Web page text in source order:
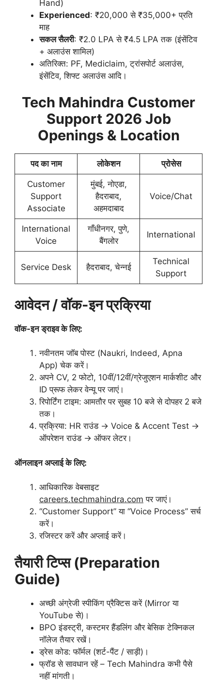
Hand)
Experienced: ₹20,000 से ₹35,000+ प्रति
माह
सकल सैलरी: ₹2.0 LPA से ₹4.5 LPA तक (इंसेंटिव
+ अलाउंस शामिल)
अतिरिक्त: PF, Mediclaim, ट्रांसपोर्ट अलाउंस,
इंसेंटिव, शिफ्ट अलाउंस आदि।
Tech Mahindra Customer
Support 2026 Job
Openings & Location
पद का नाम लोकेशन प्रोसेस
Customer
Support
Associate
मुंबई, नोएडा,
हैदराबाद,
अहमदाबाद
Voice/Chat
International
Voice
गाँधीनगर, पुणे,
बैंगलोर
International
Service Desk हैदराबाद, चेन्नई
Technical
Support
आवेदन / वॉक-इन प्रक्रिया
वॉक-इन ड्राइव के लिए:
नवीनतम जॉब पोस्ट (Naukri, Indeed, Apna
App) चेक करें।
अपने CV, 2 फोटो, 10वीं/12वीं/ग्रेजुएशन मार्कशीट और
ID प्रूफ लेकर वेन्यू पर जाएं।
रिपोर्टिंग टाइम: आमतौर पर सुबह 10 बजे से दोपहर 2 बजे
तक।
प्रक्रिया: HR राउंड → Voice & Accent Test →
ऑपरेशन राउंड → ऑफर लेटर।
ऑनलाइन अप्लाई के लिए:
आधिकारिक वेबसाइट
careers.techmahindra.com पर जाएं।
“Customer Support” या “Voice Process” सर्च
करें।
रजिस्टर करें और अप्लाई करें।
तैयारी टिप्स (Preparation
Guide)
अच्छी अंग्रेजी स्पीकिंग प्रैक्टिस करें (Mirror या
YouTube से)।
BPO इंडस्ट्री, कस्टमर हैंडलिंग और बेसिक टेक्निकल
नॉलेज तैयार रखें।
ड्रेस कोड: फॉर्मल (शर्ट-पैंट / साड़ी)।
फ्रॉड से सावधान रहें – Tech Mahindra कभी पैसे
नहीं मांगती।